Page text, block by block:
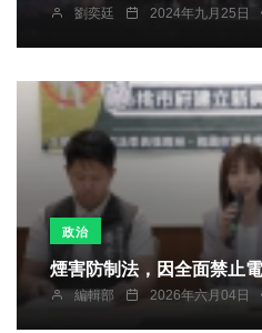
劉奕廷 2024年九月25日
政治
煙害防制法，因全面禁止
編輯部 2026年六月04日